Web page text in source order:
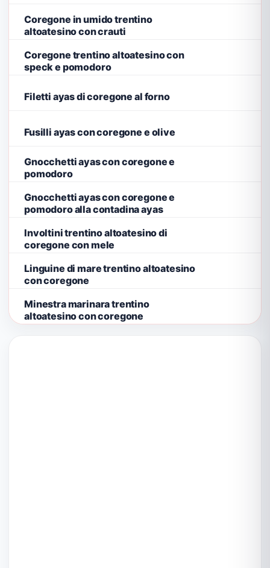
Coregone in umido trentino
altoatesino con crauti
Coregone trentino altoatesino con
speck e pomodoro
Filetti ayas di coregone al forno
Fusilli ayas con coregone e olive
Gnocchetti ayas con coregone e
pomodoro
Gnocchetti ayas con coregone e
pomodoro alla contadina ayas
Involtini trentino altoatesino di
coregone con mele
Linguine di mare trentino altoatesino
con coregone
Minestra marinara trentino
altoatesino con coregone